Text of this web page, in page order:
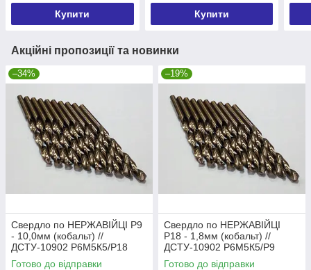
Купити Купити
Акційні пропозиції та новинки
–34%
Свердло по НЕРЖАВІЙЦІ Р9
- 10,0мм (кобальт) //
ДСТУ-10902 Р6М5К5/Р18
(DIN338 G-Co)
Готово до відправки
–19%
Свердло по НЕРЖАВІЙЦІ
Р18 - 1,8мм (кобальт) //
ДСТУ-10902 Р6М5К5/Р9
(DIN338 G-Co)
Готово до відправки